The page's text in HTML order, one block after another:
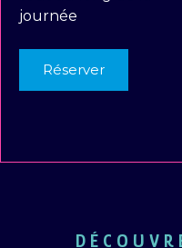
journée
Réserver